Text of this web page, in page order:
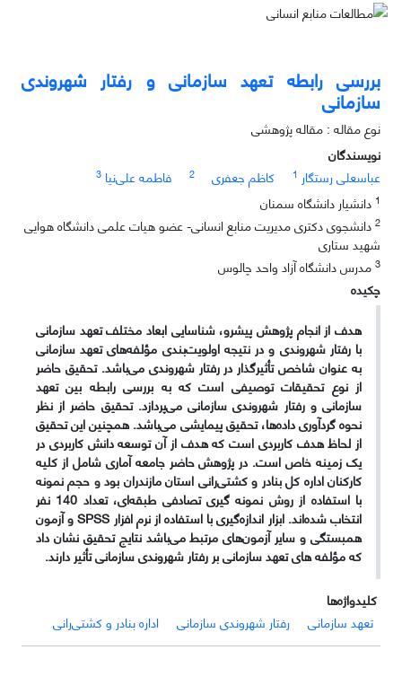
بررسی رابطه تعهد سازمانی و رفتار شهروندی
سازمانی
نوع مقاله : مقاله پژوهشی
نویسندگان
عباسعلی رستگار 1 کاظم جعفری 2 فاطمه علی‌نیا 3
1 دانشیار دانشگاه سمنان
2 دانشجوی دکتری مدیریت منابع انسانی- عضو هیات علمی دانشگاه هوایی
شهید ستاری
3 مدرس دانشگاه آزاد واحد چالوس
چکیده
هدف از انجام پژوهش پیشرو، شناسایی ابعاد مختلف تعهد سازمانی
با رفتار شهروندی و در نتیجه اولویت‌بندی مؤلفه‌های تعهد سازمانی
به عنوان شاخص تأثیرگذار در رفتار شهروندی می‌باشد. تحقیق حاضر
از نوع تحقیقات توصیفی است که به بررسی رابطه بین تعهد
سازمانی و رفتار شهروندی سازمانی می‌پردازد. تحقیق حاضر از نظر
نحوه گردآوری داده‌ها، تحقیق پیمایشی می‌باشد. همچنین این تحقیق
از لحاظ هدف کاربردی است که هدف از آن توسعه دانش کاربردی در
یک زمینه خاص است. در پژوهش حاضر جامعه آماری شامل از کلیه
کارکنان اداره کل بنادر و کشتی‌رانی استان مازندران بود و حجم نمونه
با استفاده از روش نمونه گیری تصادفی طبقه‌ای،‌ تعداد 140 نفر
انتخاب شده‌اند. ابزار اندازه‌گیری با استفاده از نرم افزار SPSS و آزمون
همبستگی و سایر آزمون‌های مرتبط می‌باشد نتایج تحقیق نشان داد
که مؤلفه های تعهد سازمانی بر رفتار شهروندی سازمانی تأثیر دارند.
کلیدواژه‌ها
تعهد سازمانی
رفتار شهروندی سازمانی اداره بنادر و کشتی‌رانی